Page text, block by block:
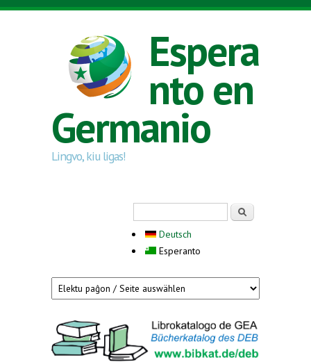
Skip to main content
Espera
nto en
Germanio
Lingvo, kiu ligas!
Deutsch
Esperanto